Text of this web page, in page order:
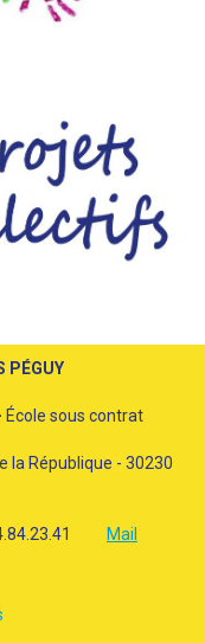
PÉGUY
École sous contrat
la République - 30230
Mail